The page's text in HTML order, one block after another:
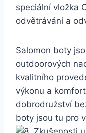
speciální vložka
odvětrávání a
Salomon⁣ boty‌
outdoorových
‍kvalitního
⁤výkonu a⁢
dobrodružství
boty jsou tu pro⁢